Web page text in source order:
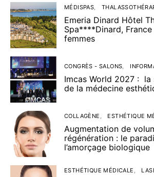
MÉDISPAS
Emeria Dinard Hôtel
Spa****Dinard,
femmes
CONGRÈS - SALONS
Imcas World 2027 :
de la médecine
COLLAGÈNE ESTHÉTIQUE
Augmentation de
régénération : le
l’amorçage biologique
ESTHÉTIQUE MÉDICALE